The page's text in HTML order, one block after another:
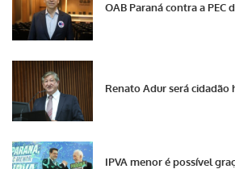
OAB Paraná contra a PEC
Renato Adur será
IPVA menor é possível